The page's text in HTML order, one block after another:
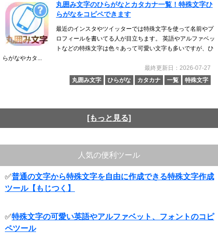
丸囲み文字のひらがなとカタカナ一覧！特殊文字ひ
らがなをコピペできます
最近のインスタやツイッターでは特殊文字を使って名前やプ
ロフィールを書いてる人が目立ちます。 英語やアルファベッ
トなどの特殊文字は色々あって可愛い文字も多いですが、ひ
らがなやカタ...
最終更新日：2026-07-27
丸囲み文字
ひらがな カタカナ 一覧 特殊文字
[もっと見る]
人気の便利ツール
✅普通の文字から特殊文字を自由に作成できる特殊文字作成
ツール【もじつく】
✅特殊文字の可愛い英語やアルファベット、フォントのコピ
ペツール